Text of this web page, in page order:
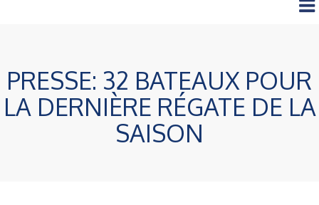
PRESSE: 32 BATEAUX POUR
LA DERNIÈRE RÉGATE DE LA
SAISON